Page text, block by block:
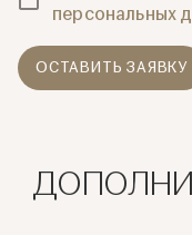
персональных
ОСТАВИТЬ ЗАЯВКУ